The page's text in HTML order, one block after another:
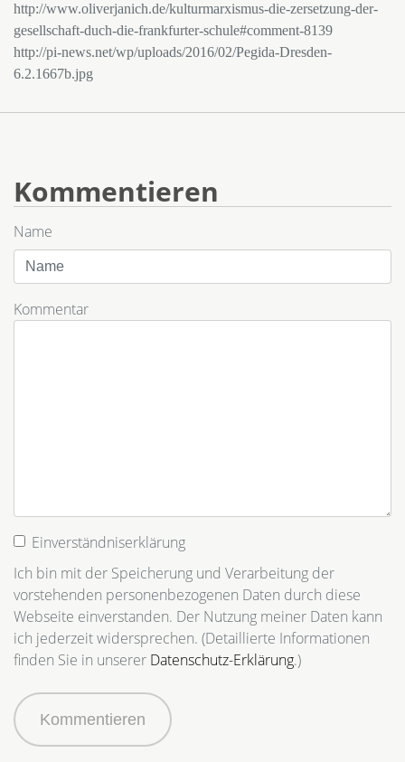
http://www.oliverjanich.de/kulturmarxismus-die-zersetzung-der-
gesellschaft-duch-die-frankfurter-schule#comment-8139
http://pi-news.net/wp/uploads/2016/02/Pegida-Dresden-
6.2.1667b.jpg
Kommentieren
Name
Kommentar
Einverständniserklärung
Ich bin mit der Speicherung und Verarbeitung der
vorstehenden personenbezogenen Daten durch diese
Webseite einverstanden. Der Nutzung meiner Daten kann
ich jederzeit widersprechen. (Detaillierte Informationen
finden Sie in unserer Datenschutz-Erklärung.)
Kommentieren